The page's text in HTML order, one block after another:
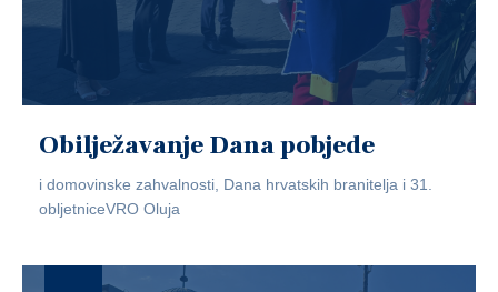
Obilježavanje Dana pobjede
i domovinske zahvalnosti, Dana hrvatskih branitelja i 31.
obljetniceVRO Oluja